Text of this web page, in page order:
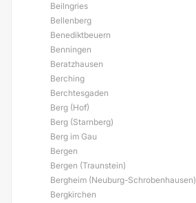
Beilngries
Bellenberg
Benediktbeuern
Benningen
Beratzhausen
Berching
Berchtesgaden
Berg (Hof)
Berg (Starnberg)
Berg im Gau
Bergen
Bergen (Traunstein)
Bergheim (Neuburg-Schrobenhausen)
Bergkirchen